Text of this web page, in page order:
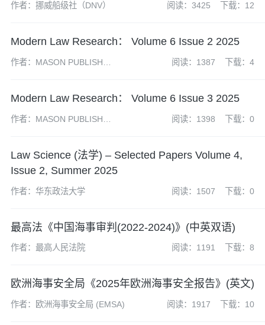
作者：挪威船级社（DNV） 阅读：3425 下载：12
Modern Law Research： Volume 6 Issue 2 2025
作者：MASON PUBLISH
阅读：1387 下载：4
Modern Law Research： Volume 6 Issue 3 2025
作者：MASON PUBLISH
阅读：1398 下载：0
Law Science (法学) – Selected Papers Volume 4,
Issue 2, Summer 2025
作者：华东政法大学 阅读：1507 下载：0
最高法《中国海事审判(2022-2024)》(中英双语)
作者：最高人民法院 阅读：1191 下载：8
欧洲海事安全局《2025年欧洲海事安全报告》(英文)
作者：欧洲海事安全局 (EMSA) 阅读：1917 下载：10